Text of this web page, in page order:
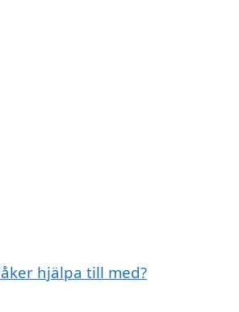
hjälpa till med?